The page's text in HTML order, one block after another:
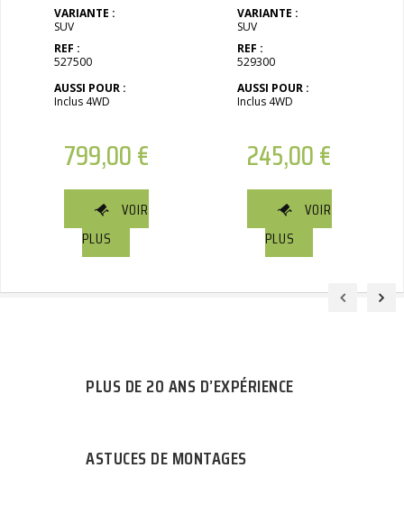
VARIANTE :
SUV
REF :
527500
AUSSI POUR :
Inclus 4WD
799,00€
VOIR
PLUS
VARIANTE :
SUV
REF :
529300
AUSSI POUR :
Inclus 4WD
245,00€
VOIR
PLUS
PLUS DE 20 ANS D’EXPÉRIENCE
ASTUCES DE MONTAGES